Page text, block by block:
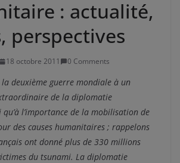
: actualité,
perspectives
18 octobre 2011 0 Comments
la deuxième guerre mondiale à un
de la diplomatie
l’importance de la mobilisation de
des causes humanitaires ; rappelons
ont donné plus de 330 millions
du tsunami. La diplomatie